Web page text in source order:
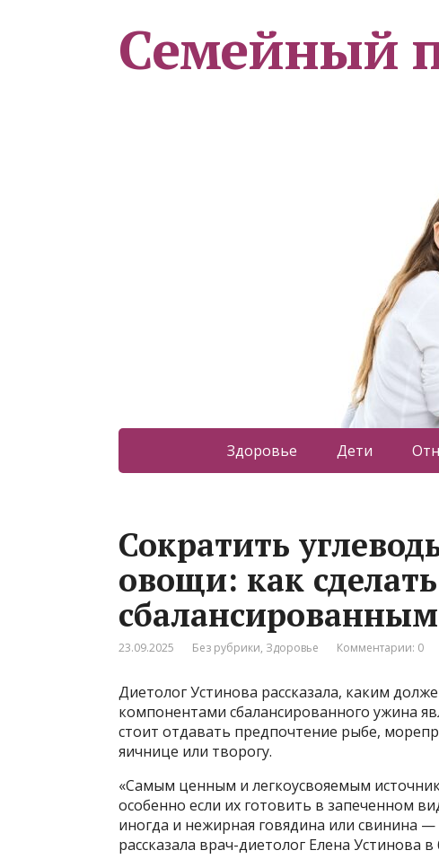
Семейный
Здоровье Дети
Сократить
овощи: как
сбалансированным
23.09.2025 Без рубрики, Здоровье Комментарии: 0
Диетолог Устинова рассказала, каким
компонентами сбалансированного ужина
стоит отдавать предпочтение рыбе,
яичнице или творогу.
«Самым ценным и легкоусвояемым
особенно если их готовить в запеченном
иногда и нежирная говядина или свинина
рассказала врач-диетолог Елена Устинова в